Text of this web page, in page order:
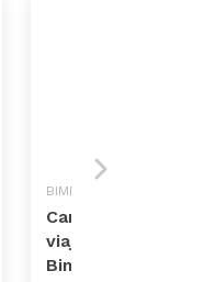
BIMBICASUAL
Cambiador de
viaje África de
Bimbidreams